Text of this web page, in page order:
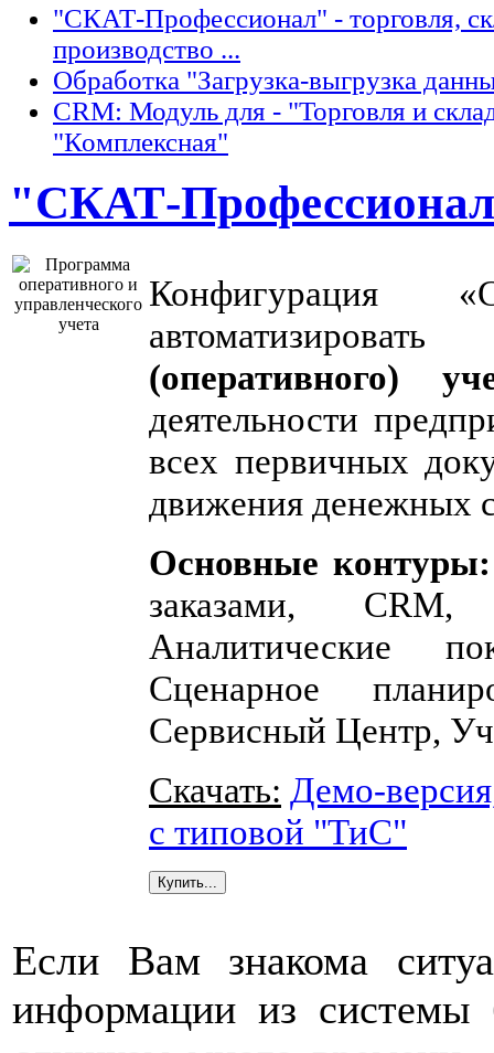
"СКАТ-Профессионал" - торговля,
производство ...
Обработка "Загрузка-выгрузка
CRM: Модуль для - "Торговля и
"Комплексная"
"СКАТ-
Конфигурация
(оперативного)
деятельности
всех первичных
движения денежных
Основные контуры:
заказами,
Аналитические
Сценарное
Сервисный Центр,
Скачать: Демо-
с типовой "ТиС"
Если Вам знакома
информации из системы